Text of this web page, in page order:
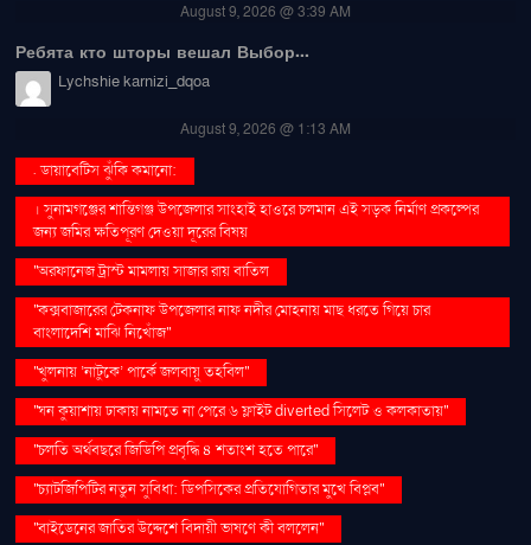
August 9, 2026 @ 3:39 AM
Ребята кто шторы вешал Выбор...
Lychshie karnizi_dqoa
August 9, 2026 @ 1:13 AM
. ডায়াবেটিস ঝুঁকি কমানো:
। সুনামগঞ্জের শান্তিগঞ্জ উপজেলার সাংহাই হাওরে চলমান এই সড়ক নির্মাণ প্রকল্পের
জন্য জমির ক্ষতিপূরণ দেওয়া দূরের বিষয়
''অরফানেজ ট্রাস্ট মামলায় সাজার রায় বাতিল
''কক্সবাজারের টেকনাফ উপজেলার নাফ নদীর মোহনায় মাছ ধরতে গিয়ে চার
বাংলাদেশি মাঝি নিখোঁজ''
''খুলনায় ‘নাটুকে’ পার্কে জলবায়ু তহবিল''
''ঘন কুয়াশায় ঢাকায় নামতে না পেরে ৬ ফ্লাইট diverted সিলেট ও কলকাতায়''
''চলতি অর্থবছরে জিডিপি প্রবৃদ্ধি ৪ শতাংশ হতে পারে''
''চ্যাটজিপিটির নতুন সুবিধা: ডিপসিকের প্রতিযোগিতার মুখে বিপ্লব''
''বাইডেনের জাতির উদ্দেশে বিদায়ী ভাষণে কী বললেন''